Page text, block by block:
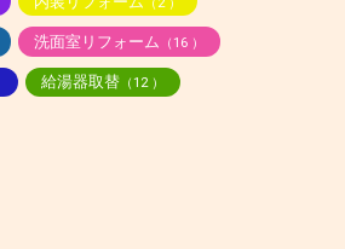
洗面室リフォーム （16 ）
給湯器取替（12 ）